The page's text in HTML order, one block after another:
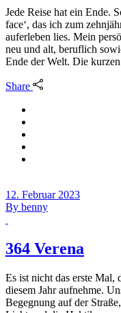
Jede Reise hat ein Ende.
face‘, das ich zum
auferleben lies. Mein
neu und alt, beruflich
Ende der Welt. Die
Share
12. Februar 2023
By benny
364 Verena
Es ist nicht das erste Mal,
diesem Jahr aufnehme.
Begegnung auf der